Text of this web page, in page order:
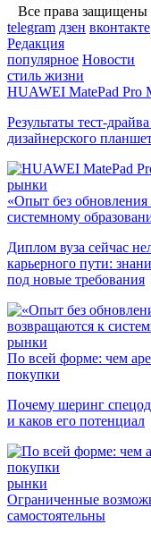
Все права защищены
telegram дзен вконтакте
Редакция
популярное Новости
стиль жизни
HUAWEI MatePad Pro
Результаты тест-
дизайнерского
рынки
«Опыт без обновления
системному
Диплом вуза сейчас
карьерного пути:
под новые требования
рынки
По всей форме: чем
покупки
Почему шеринг
и каков его потенциал
рынки
Ограниченные
самостоятельны